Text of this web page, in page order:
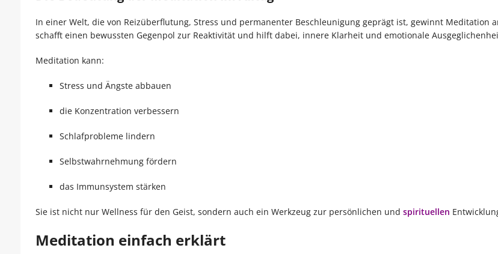
In einer Welt, die von Reizüberflutung, Stress und permanenter Beschleunigung geprägt ist, gewinnt Meditation
schafft einen bewussten Gegenpol zur Reaktivität und hilft dabei, innere Klarheit und emotionale
Meditation kann:
Stress und Ängste abbauen
die Konzentration verbessern
Schlafprobleme lindern
Selbstwahrnehmung fördern
das Immunsystem stärken
Sie ist nicht nur Wellness für den Geist, sondern auch ein Werkzeug zur persönlichen und spirituellen
Meditation einfach erklärt